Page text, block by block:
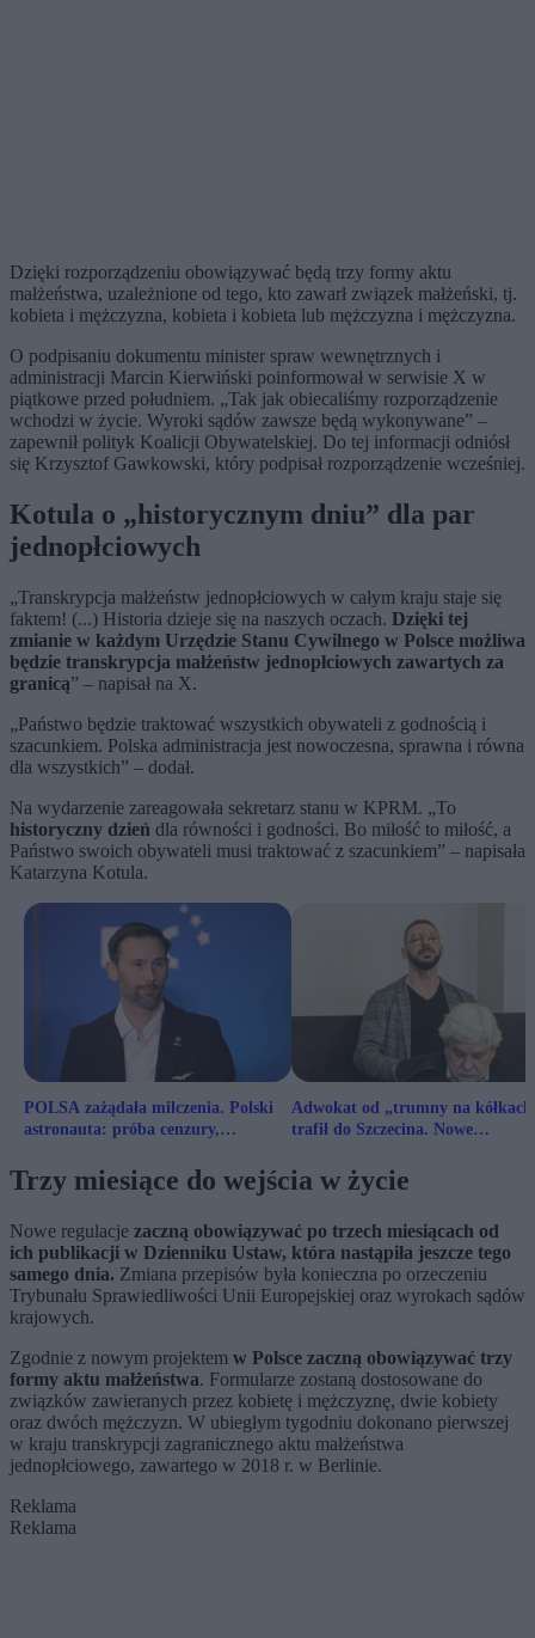
Dzięki rozporządzeniu obowiązywać będą trzy formy aktu
małżeństwa, uzależnione od tego, kto zawarł związek małżeński, tj.
kobieta i mężczyzna, kobieta i kobieta lub mężczyzna i mężczyzna.
O podpisaniu dokumentu minister spraw wewnętrznych i
administracji Marcin Kierwiński poinformował w serwisie X w
piątkowe przed południem. „Tak jak obiecaliśmy rozporządzenie
wchodzi w życie. Wyroki sądów zawsze będą wykonywane” –
zapewnił polityk Koalicji Obywatelskiej. Do tej informacji odniósł
się Krzysztof Gawkowski, który podpisał rozporządzenie wcześniej.
Kotula o „historycznym dniu” dla par
jednopłciowych
„Transkrypcja małżeństw jednopłciowych w całym kraju staje się
faktem! (...) Historia dzieje się na naszych oczach. Dzięki tej
zmianie w każdym Urzędzie Stanu Cywilnego w Polsce możliwa
będzie transkrypcja małżeństw jednopłciowych zawartych za
granicą” – napisał na X.
„Państwo będzie traktować wszystkich obywateli z godnością i
szacunkiem. Polska administracja jest nowoczesna, sprawna i równa
dla wszystkich” – dodał.
Na wydarzenie zareagowała sekretarz stanu w KPRM. „To
historyczny dzień dla równości i godności. Bo miłość to miłość, a
Państwo swoich obywateli musi traktować z szacunkiem” – napisała
Katarzyna Kotula.
POLSA zażądała milczenia. Polski
astronauta: próba cenzury,
Adwokat od „trumny na
trafił do Szczecina. Nowe
Trzy miesiące do wejścia w życie
Nowe regulacje zaczną obowiązywać po trzech miesiącach od
ich publikacji w Dzienniku Ustaw, która nastąpiła jeszcze tego
samego dnia. Zmiana przepisów była konieczna po orzeczeniu
Trybunału Sprawiedliwości Unii Europejskiej oraz wyrokach sądów
krajowych.
Zgodnie z nowym projektem w Polsce zaczną obowiązywać trzy
formy aktu małżeństwa. Formularze zostaną dostosowane do
związków zawieranych przez kobietę i mężczyznę, dwie kobiety
oraz dwóch mężczyzn. W ubiegłym tygodniu dokonano pierwszej
w kraju transkrypcji zagranicznego aktu małżeństwa
jednopłciowego, zawartego w 2018 r. w Berlinie.
Reklama
Reklama